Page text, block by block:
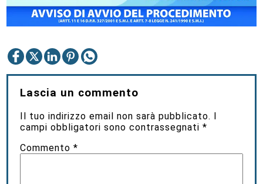
Lascia un commento
Il tuo indirizzo email non sarà pubblicato. I
campi obbligatori sono contrassegnati*
Commento*